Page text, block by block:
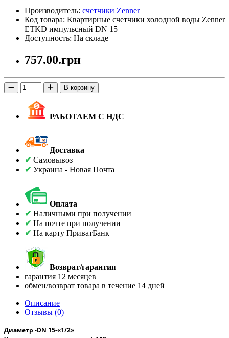
Производитель: счетчики Zenner
Код товара: Квартирные счетчики холодной воды Zenner
ETKD импульсный DN 15
Доступность: На складе
757.00.грн
В корзину
РАБОТАЕМ С НДС
Доставка
✔ Самовывоз
✔ Украина - Новая Почта
Оплата
✔ Наличными при получении
✔ На почте при получении
✔ На карту ПриватБанк
Возврат/гарантия
гарантия 12 месяцев
обмен/возврат товара в течение 14 дней
Описание
Отзывы (0)
Диаметр -DN 15-«1/2»